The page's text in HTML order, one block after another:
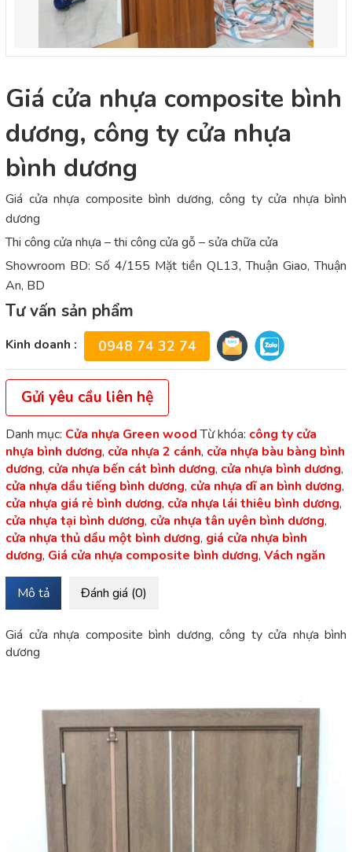
Giá cửa nhựa composite bình
dương, công ty cửa nhựa
bình dương
Giá cửa nhựa composite bình dương, công ty cửa nhựa bình
dương
Thi công cửa nhựa – thi công cửa gỗ – sửa chữa cửa
Showroom BD: Số 4/155 Mặt tiền QL13, Thuận Giao, Thuận
An, BD
Tư vấn sản phẩm
Kinh doanh : 0948 74 32 74
Gửi yêu cầu liên hệ
Danh mục: Cửa nhựa Green wood Từ khóa: công ty cửa
nhựa bình dương, cửa nhựa 2 cánh, cửa nhựa bàu bàng bình
dương, cửa nhựa bến cát bình dương, cửa nhựa bình dương,
cửa nhựa dầu tiếng bình dương, cửa nhựa dĩ an bình dương,
cửa nhựa giá rẻ bình dương, cửa nhựa lái thiêu bình dương,
cửa nhựa tại bình dương, cửa nhựa tân uyên bình dương,
cửa nhựa thủ dầu một bình dương, giá cửa nhựa bình
dương, Giá cửa nhựa composite bình dương, Vách ngăn
Mô tả Đánh giá (0)
Giá cửa nhựa composite bình dương, công ty cửa nhựa bình
dương